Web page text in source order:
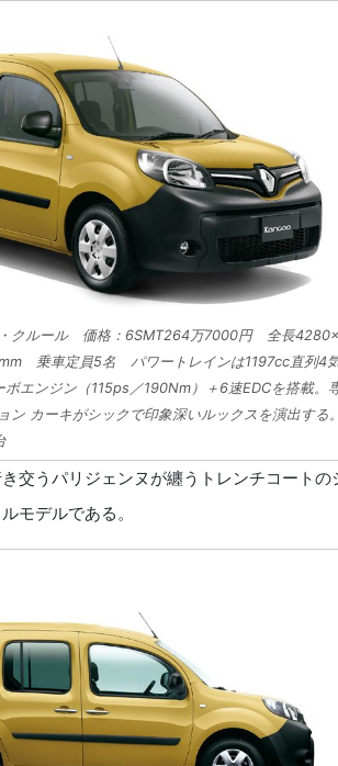
クルール 価格：6SMT264万7000円 全長4280×
乗車定員5名 パワートレインは1197cc直列4
ボエンジン（115ps／190Nm）＋6速EDCを搭載。
ン カーキがシックで印象深いルックスを演出する。
交うパリジェンヌが纏うトレンチコートの
モデルである。